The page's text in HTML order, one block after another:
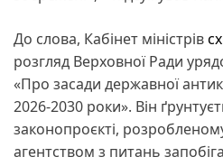
До слова, Кабінет міністрів
розгляд Верховної Ради
«Про засади державної
2026-2030 роки». Він
законопроєкті,
агентством з питань